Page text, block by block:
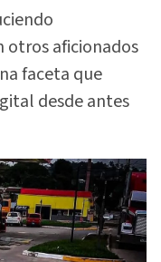
otros aficionados
faceta que
desde antes